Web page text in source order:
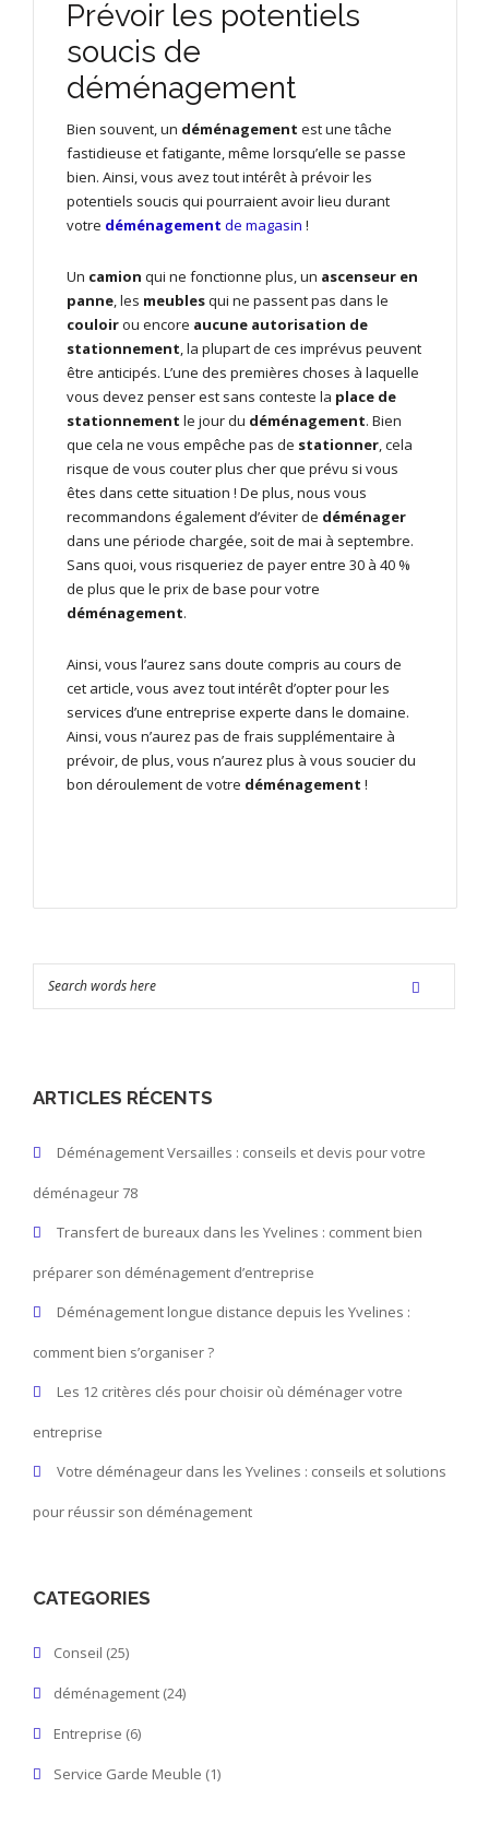
Prévoir les potentiels
soucis de
déménagement
Bien souvent, un déménagement est une tâche
fastidieuse et fatigante, même lorsqu’elle se passe
bien. Ainsi, vous avez tout intérêt à prévoir les
potentiels soucis qui pourraient avoir lieu durant
votre déménagement de magasin !
Un camion qui ne fonctionne plus, un ascenseur en
panne, les meublesqui ne passent pas dans le
couloirou encore aucune autorisation de
stationnement, la plupart de ces imprévus peuvent
être anticipés. L’une des premières choses à laquelle
vous devez penser est sans conteste la place de
stationnement le jour du déménagement. Bien
que cela ne vous empêche pas de stationner, cela
risque de vous couter plus cher que prévu si vous
êtes dans cette situation ! De plus, nous vous
recommandons également d’éviter de déménager
dans une période chargée, soit de mai à septembre.
Sans quoi, vous risqueriez de payer entre 30 à 40 %
de plus que le prix de base pour votre
déménagement.
Ainsi, vous l’aurez sans doute compris au cours de
cet article, vous avez tout intérêt d’opter pour les
services d’une entreprise experte dans le domaine.
Ainsi, vous n’aurez pas de frais supplémentaire à
prévoir, de plus, vous n’aurez plus à vous soucier du
bon déroulement de votre déménagement !
ARTICLES RÉCENTS
Déménagement Versailles : conseils et devis pour votre
déménageur 78
Transfert de bureaux dans les Yvelines : comment bien
préparer son déménagement d’entreprise
Déménagement longue distance depuis les Yvelines :
comment bien s’organiser ?
Les 12 critères clés pour choisir où déménager votre
entreprise
Votre déménageur dans les Yvelines : conseils et solutions
pour réussir son déménagement
CATEGORIES
Conseil (25)
déménagement (24)
Entreprise (6)
Service Garde Meuble (1)